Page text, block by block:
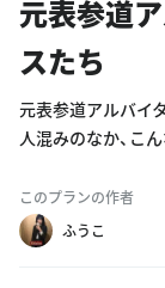
元表参道
スたち
元表参道アルバイ
人混みのなか、こ
このプランの作者
ふうこ